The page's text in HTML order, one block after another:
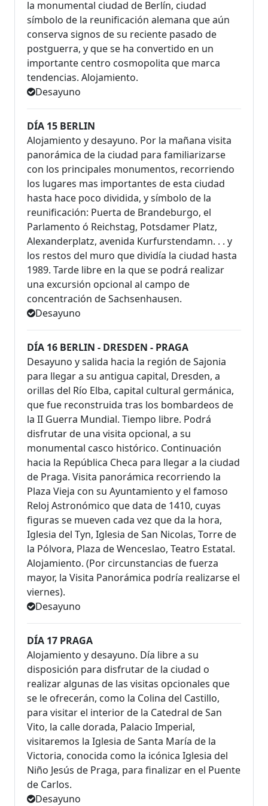
la monumental ciudad de Berlín, ciudad
símbolo de la reunificación alemana que aún
conserva signos de su reciente pasado de
postguerra, y que se ha convertido en un
importante centro cosmopolita que marca
tendencias. Alojamiento.
Desayuno
DÍA 15 BERLIN
Alojamiento y desayuno. Por la mañana visita
panorámica de la ciudad para familiarizarse
con los principales monumentos, recorriendo
los lugares mas importantes de esta ciudad
hasta hace poco dividida, y símbolo de la
reunificación: Puerta de Brandeburgo, el
Parlamento ó Reichstag, Potsdamer Platz,
Alexanderplatz, avenida Kurfurstendamn. . . y
los restos del muro que dividía la ciudad hasta
1989. Tarde libre en la que se podrá realizar
una excursión opcional al campo de
concentración de Sachsenhausen.
Desayuno
DÍA 16 BERLIN - DRESDEN - PRAGA
Desayuno y salida hacia la región de Sajonia
para llegar a su antigua capital, Dresden, a
orillas del Río Elba, capital cultural germánica,
que fue reconstruida tras los bombardeos de
la II Guerra Mundial. Tiempo libre. Podrá
disfrutar de una visita opcional, a su
monumental casco histórico. Continuación
hacia la República Checa para llegar a la ciudad
de Praga. Visita panorámica recorriendo la
Plaza Vieja con su Ayuntamiento y el famoso
Reloj Astronómico que data de 1410, cuyas
figuras se mueven cada vez que da la hora,
Iglesia del Tyn, Iglesia de San Nicolas, Torre de
la Pólvora, Plaza de Wenceslao, Teatro Estatal.
Alojamiento. (Por circunstancias de fuerza
mayor, la Visita Panorámica podría realizarse el
viernes).
Desayuno
DÍA 17 PRAGA
Alojamiento y desayuno. Día libre a su
disposición para disfrutar de la ciudad o
realizar algunas de las visitas opcionales que
se le ofrecerán, como la Colina del Castillo,
para visitar el interior de la Catedral de San
Vito, la calle dorada, Palacio Imperial,
visitaremos la Iglesia de Santa María de la
Victoria, conocida como la icónica Iglesia del
Niño Jesús de Praga, para finalizar en el Puente
de Carlos.
Desayuno